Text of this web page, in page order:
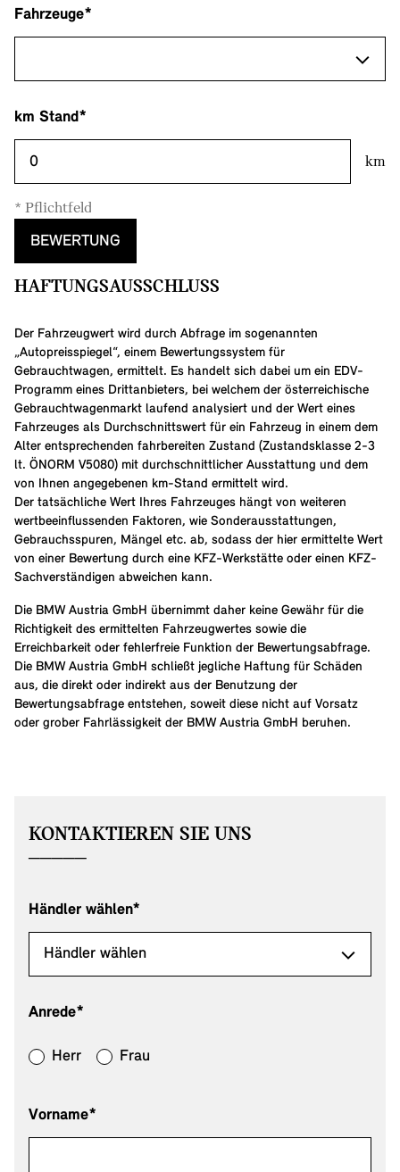
Fahrzeuge*
km Stand*
km
* Pflichtfeld
HAFTUNGSAUSSCHLUSS
Der Fahrzeugwert wird durch Abfrage im sogenannten
„Autopreisspiegel“, einem Bewertungssystem für
Gebrauchtwagen, ermittelt. Es handelt sich dabei um ein EDV-
Programm eines Drittanbieters, bei welchem der österreichische
Gebrauchtwagenmarkt laufend analysiert und der Wert eines
Fahrzeuges als Durchschnittswert für ein Fahrzeug in einem dem
Alter entsprechenden fahrbereiten Zustand (Zustandsklasse 2-3
lt. ÖNORM V5080) mit durchschnittlicher Ausstattung und dem
von Ihnen angegebenen km-Stand ermittelt wird.
Der tatsächliche Wert Ihres Fahrzeuges hängt von weiteren
wertbeeinflussenden Faktoren, wie Sonderausstattungen,
Gebrauchsspuren, Mängel etc. ab, sodass der hier ermittelte Wert
von einer Bewertung durch eine KFZ-Werkstätte oder einen KFZ-
Sachverständigen abweichen kann.
Die BMW Austria GmbH übernimmt daher keine Gewähr für die
Richtigkeit des ermittelten Fahrzeugwertes sowie die
Erreichbarkeit oder fehlerfreie Funktion der Bewertungsabfrage.
Die BMW Austria GmbH schließt jegliche Haftung für Schäden
aus, die direkt oder indirekt aus der Benutzung der
Bewertungsabfrage entstehen, soweit diese nicht auf Vorsatz
oder grober Fahrlässigkeit der BMW Austria GmbH beruhen.
KONTAKTIEREN SIE UNS
Händler wählen*
Anrede*
Herr Frau
Vorname*